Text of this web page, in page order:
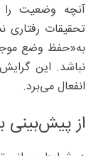
آنچه وضعیت را
تحقیقات رفتاری
به‌«حفظ وضع
نباشد. این
انفعال می‌برد.
از پیش‌بینی